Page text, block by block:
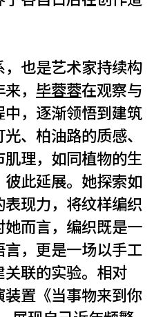
也是艺术家持续构
， 毕蓉蓉在观察与
，逐渐领悟到建筑
、柏油路的质感、
理，如同植物的生
此延展。她探索如
现力，将纹样编织
而言，编织既是一
，更是一场以手工
联的实验。相对
置《当事物来到你